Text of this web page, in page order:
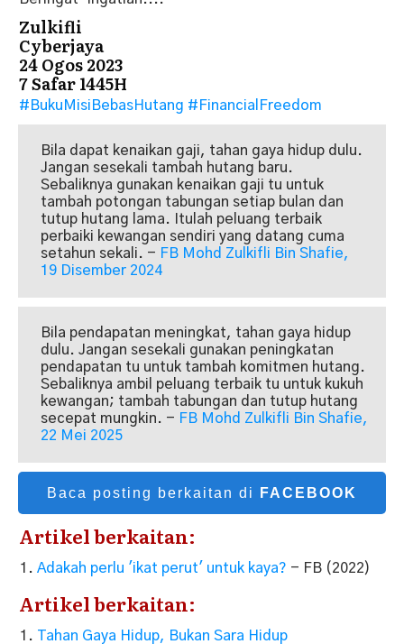
Zulkifli
Cyberjaya
24 Ogos 2023
7 Safar 1445H
#BukuMisiBebasHutang #FinancialFreedom
Bila dapat kenaikan gaji, tahan gaya hidup dulu.
Jangan sesekali tambah hutang baru.
Sebaliknya gunakan kenaikan gaji tu untuk
tambah potongan tabungan setiap bulan dan
tutup hutang lama. Itulah peluang terbaik
perbaiki kewangan sendiri yang datang cuma
setahun sekali. - FB Mohd Zulkifli Bin Shafie,
19 Disember 2024
Bila pendapatan meningkat, tahan gaya hidup
dulu. Jangan sesekali gunakan peningkatan
pendapatan tu untuk tambah komitmen hutang.
Sebaliknya ambil peluang terbaik tu untuk kukuh
kewangan; tambah tabungan dan tutup hutang
secepat mungkin. - FB Mohd Zulkifli Bin Shafie,
22 Mei 2025
Baca posting berkaitan di FACEBOOK
Artikel berkaitan:
Adakah perlu 'ikat perut' untuk kaya? - FB (2022)
Artikel berkaitan:
Tahan Gaya Hidup, Bukan Sara Hidup